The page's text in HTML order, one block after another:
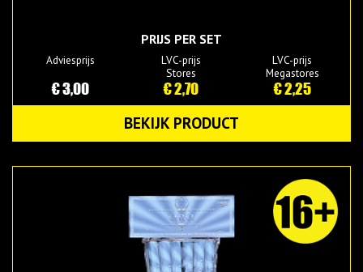
PRIJS PER SET
Adviesprijs
€ 3,00
LVC-prijs
Stores
€ 2,70
LVC-prijs
Megastores
€ 2,25
BEKIJK PRODUCT